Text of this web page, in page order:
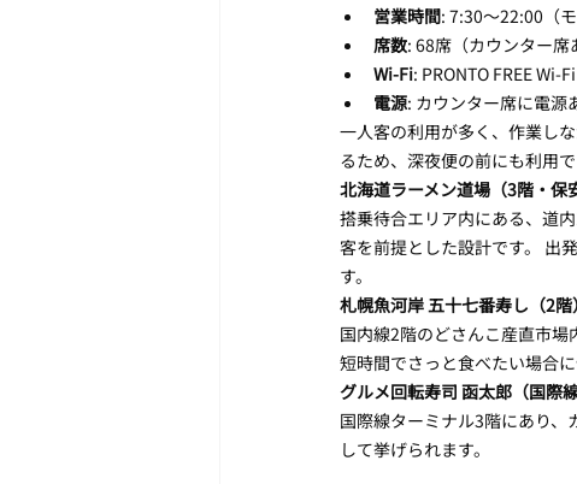
営業時間: 7:30〜22:00（
席数: 68席（カウンター席
Wi-Fi: PRONTO FREE Wi-
電源: カウンター席に電源
一人客の利用が多く、作業し
るため、深夜便の前にも利用で
北海道ラーメン道場（3階・保
搭乗待合エリア内にある、道
客を前提とした設計です。 出
す。
札幌魚河岸 五十七番寿し（2階）
国内線2階のどさんこ産直市場
短時間でさっと食べたい場合に
グルメ回転寿司 函太郎（国際線
国際線ターミナル3階にあり
して挙げられます。